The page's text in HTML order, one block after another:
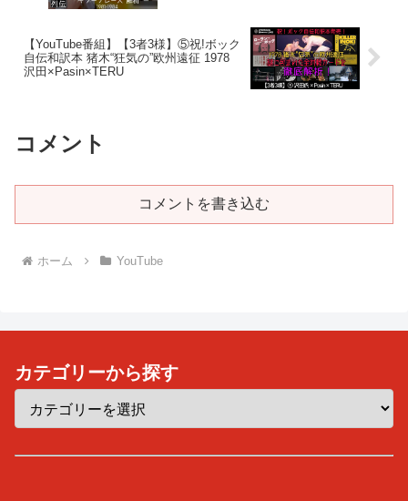
【YouTube番組】【3者3様】⑤祝!ボック
自伝和訳本 猪木“狂気の”欧州遠征 1978
沢田×Pasin×TERU
コメント
コメントを書き込む
ホーム YouTube
カテゴリーから探す